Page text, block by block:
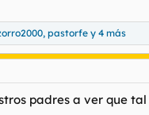
, pastorfe y 4 más
padres a ver que tal